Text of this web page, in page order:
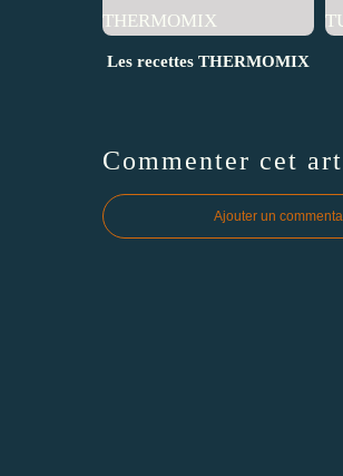
Les recettes THERMOMIX
Commenter cet
Ajouter un